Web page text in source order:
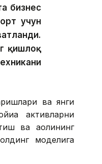
бизнес
учун
қишлоқ
ва янги
активларни
ва аҳолининг
моделига